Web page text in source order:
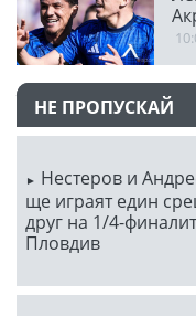
НЕ ПРОПУСКАЙ
Нестеров и
ще играят един
друг на 1/4-
Пловдив